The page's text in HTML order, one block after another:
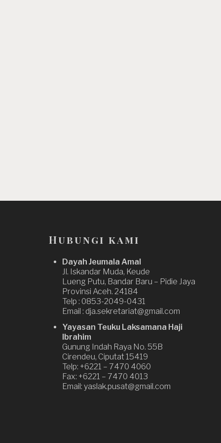
Hubungi kami
Dayah Jeumala Amal
Jl. Iskandar Muda, Keude
Lueng Putu, Bandar Baru – Pidie Jaya
Provinsi Aceh. 24184
Telp : 0853-2049-0431
Email : dja.sekretariat@gmail.com
Yayasan Teuku Laksamana Haji
Ibrahim
Gunung Indah Raya No. 55B
Cirendeu, Ciputat 15419
Telp: +6221 – 7470 4060
Fax: +6221 – 7470 4013
Email: yaslak.pusat@gmail.com